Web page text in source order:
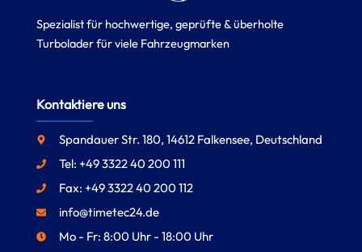
Spezialist für hochwertige, geprüfte & überholte
Turbolader für viele Fahrzeugmarken
Kontaktiere uns
Spandauer Str. 180, 14612 Falkensee, Deutschland
Tel: +49 3322 40 200 111
Fax: +49 3322 40 200 112
info@timetec24.de
Mo - Fr: 8:00 Uhr - 18:00 Uhr